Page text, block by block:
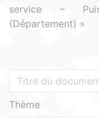
service –
(Département) »
Thème